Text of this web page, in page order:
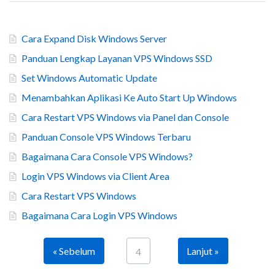
Cara Expand Disk Windows Server
Panduan Lengkap Layanan VPS Windows SSD
Set Windows Automatic Update
Menambahkan Aplikasi Ke Auto Start Up Windows
Cara Restart VPS Windows via Panel dan Console
Panduan Console VPS Windows Terbaru
Bagaimana Cara Console VPS Windows?
Login VPS Windows via Client Area
Cara Restart VPS Windows
Bagaimana Cara Login VPS Windows
« Sebelum 4 Lanjut »